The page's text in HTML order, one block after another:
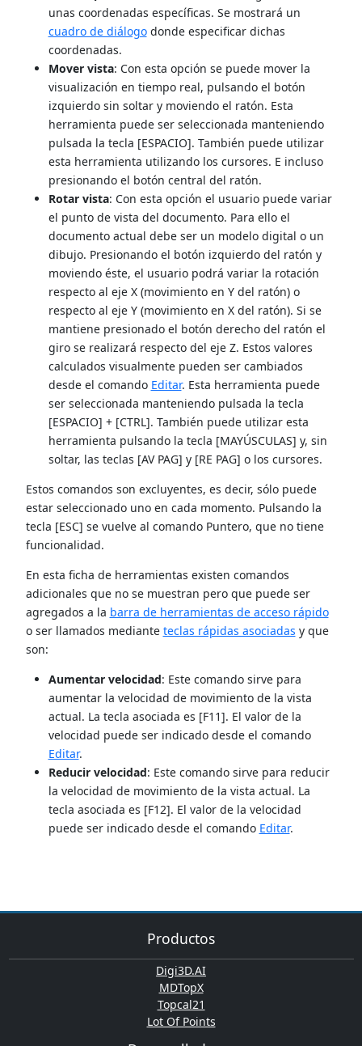
unas coordenadas específicas. Se mostrará un
cuadro de diálogodonde especificar dichas
coordenadas.
Mover vista: Con esta opción se puede mover la
visualización en tiempo real, pulsando el botón
izquierdo sin soltar y moviendo el ratón. Esta
herramienta puede ser seleccionada manteniendo
pulsada la tecla [ESPACIO]. También puede utilizar
esta herramienta utilizando los cursores. E incluso
presionando el botón central del ratón.
Rotar vista: Con esta opción el usuario puede variar
el punto de vista del documento. Para ello el
documento actual debe ser un modelo digital o un
dibujo. Presionando el botón izquierdo del ratón y
moviendo éste, el usuario podrá variar la rotación
respecto al eje X (movimiento en Y del ratón) o
respecto al eje Y (movimiento en X del ratón). Si se
mantiene presionado el botón derecho del ratón el
giro se realizará respecto del eje Z. Estos valores
calculados visualmente pueden ser cambiados
desde el comando Editar. Esta herramienta puede
ser seleccionada manteniendo pulsada la tecla
[ESPACIO] + [CTRL]. También puede utilizar esta
herramienta pulsando la tecla [MAYÚSCULAS] y, sin
soltar, las teclas [AV PAG] y [RE PAG] o los cursores.
Estos comandos son excluyentes, es decir, sólo puede
estar seleccionado uno en cada momento. Pulsando la
tecla [ESC] se vuelve al comando Puntero, que no tiene
funcionalidad.
En esta ficha de herramientas existen comandos
adicionales que no se muestran pero que puede ser
agregados a la barra de herramientas de acceso rápido
o ser llamados mediante teclas rápidas asociadas y que
son:
Aumentar velocidad: Este comando sirve para
aumentar la velocidad de movimiento de la vista
actual. La tecla asociada es [F11]. El valor de la
velocidad puede ser indicado desde el comando
Editar.
Reducir velocidad: Este comando sirve para reducir
la velocidad de movimiento de la vista actual. La
tecla asociada es [F12]. El valor de la velocidad
puede ser indicado desde el comando Editar.
Productos
Digi3D.AI
MDTopX
Topcal21
Lot Of Points